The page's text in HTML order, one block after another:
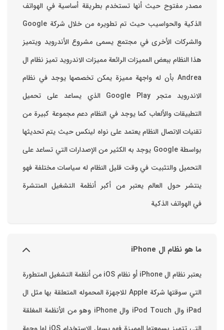
مصدر مفتوح حيث أنها تستخدم بطريقة أساسية في الهواتف
والشركات الأخرى في مجتمع يسمى مشروع الأندرويد ويتميز
هذا النظام ببعض المميزات الرائعة ‏مميزات الاندرويد ‏تميز نظام ال
Andrea بأن له واجهة مميزة يمكن تخصصها ‏يوجد في نظام
الاندرويد متجر Google Play الذي يساعد على تحميل
التطبيقات والألعاب ‏كما يوجد في النظام دعم مجموعة كبيرة من
تقنيات الاتصال ‏النظام يعتمد على نواه لينكس حيث يتم تحديثها
بواسطة ‫Google‬ ‏يوجد به الكثير من الإصدارات التي تساعد على
التحميل والتثبيت في وقت قليل ‏النظام له سياسات مختلفة فهو
ينتشر حول العالم يعتبر من أكبر أنظمة التشغيل المنتشرة
في الهواتف الذكية
ما هو نظام ال iPhone
يعتبر نظام ال iPhone أو نظام iOS من أنظمة التشغيل المتطورة
التي سوقتها شركة Apple للاجهزة المحموله المتعلقة بها مثل ال
iPad وال iPod Touch وال iPhone وهو من الأنظمة المغلقة